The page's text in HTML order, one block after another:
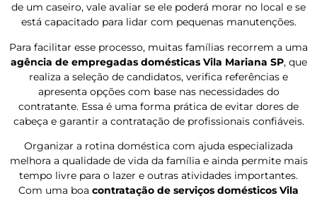
de um caseiro, vale avaliar se ele poderá morar no local e se
está capacitado para lidar com pequenas manutenções.
Para facilitar esse processo, muitas famílias recorrem a uma
agência de empregadas domésticas Vila Mariana SP, que
realiza a seleção de candidatos, verifica referências e
apresenta opções com base nas necessidades do
contratante. Essa é uma forma prática de evitar dores de
cabeça e garantir a contratação de profissionais confiáveis.
Organizar a rotina doméstica com ajuda especializada
melhora a qualidade de vida da família e ainda permite mais
tempo livre para o lazer e outras atividades importantes.
Com uma boa contratação de serviços domésticos Vila